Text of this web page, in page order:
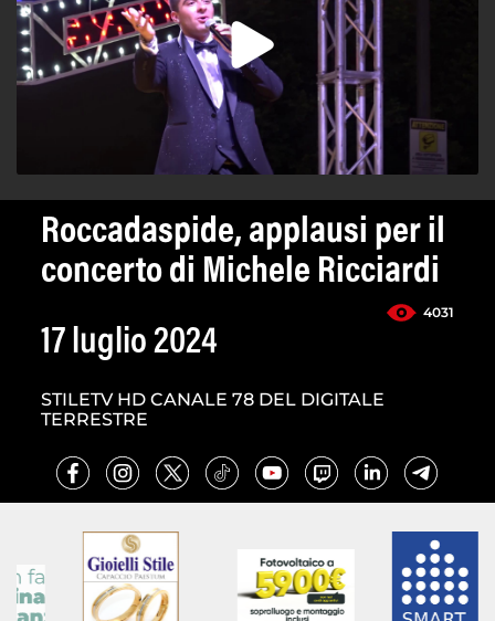
Roccadaspide, applausi per il
concerto di Michele Ricciardi
4031
17 luglio 2024
STILETV HD CANALE 78 DEL DIGITALE
TERRESTRE